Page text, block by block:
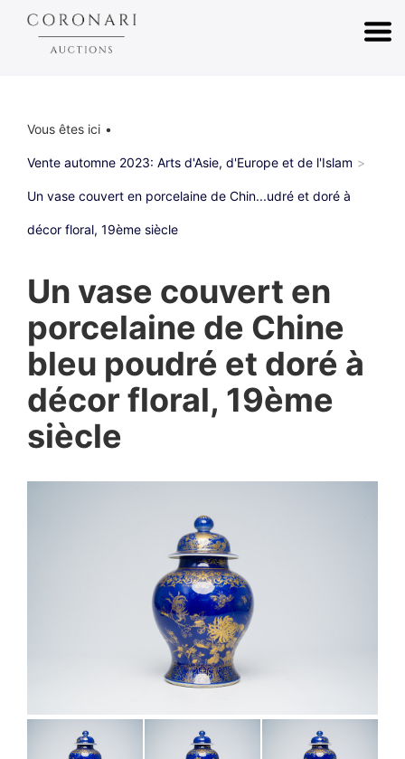
Vous êtes ici
Vente automne 2023: Arts d'Asie, d'Europe et de l'Islam
Un vase couvert en porcelaine de Chin...udré et doré à
décor floral, 19ème siècle
Un vase couvert en
porcelaine de Chine
bleu poudré et doré à
décor floral, 19ème
siècle